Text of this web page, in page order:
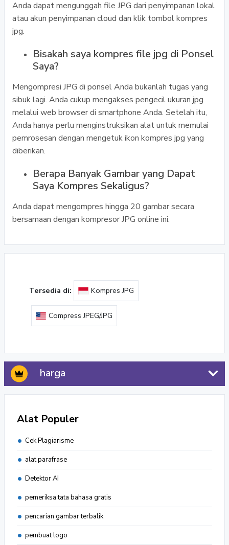
Anda dapat mengunggah file JPG dari penyimpanan lokal
atau akun penyimpanan cloud dan klik tombol kompres
jpg.
Bisakah saya kompres file jpg di Ponsel
Saya?
Mengompresi JPG di ponsel Anda bukanlah tugas yang
sibuk lagi. Anda cukup mengakses pengecil ukuran jpg
melalui web browser di smartphone Anda. Setelah itu,
Anda hanya perlu menginstruksikan alat untuk memulai
pemrosesan dengan mengetuk ikon kompres jpg yang
diberikan.
Berapa Banyak Gambar yang Dapat
Saya Kompres Sekaligus?
Anda dapat mengompres hingga 20 gambar secara
bersamaan dengan kompresor JPG online ini.
Tersedia di: Kompres JPG
Compress JPEG/JPG
harga
Alat Populer
Cek Plagiarisme
alat parafrase
Detektor AI
pemeriksa tata bahasa gratis
pencarian gambar terbalik
pembuat logo